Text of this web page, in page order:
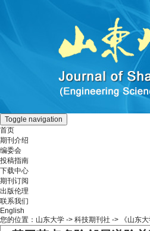
Toggle navigation
首页
期刊介绍
编委会
投稿指南
下载中心
期刊订阅
出版伦理
联系我们
English
您的位置： 山东大学 -> 科技期刊社 -> 《山东大